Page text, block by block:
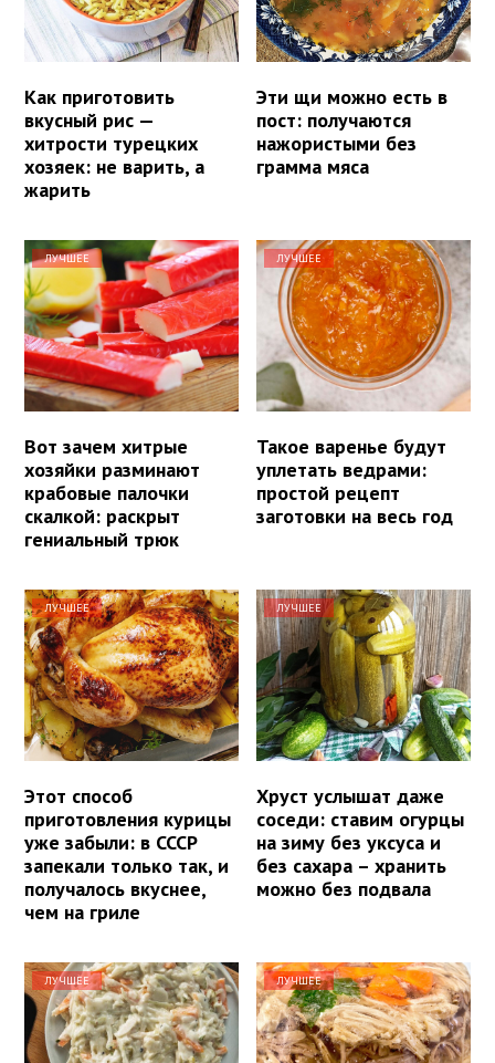
Как приготовить
вкусный рис —
хитрости турецких
хозяек: не варить, а
жарить
Эти щи можно есть в
пост: получаются
нажористыми без
грамма мяса
ЛУЧШЕЕ
Вот зачем хитрые
хозяйки разминают
крабовые палочки
скалкой: раскрыт
гениальный трюк
ЛУЧШЕЕ
Такое варенье будут
уплетать ведрами:
простой рецепт
заготовки на весь год
ЛУЧШЕЕ
Этот способ
приготовления курицы
уже забыли: в СССР
запекали только так, и
получалось вкуснее,
чем на гриле
ЛУЧШЕЕ
Хруст услышат даже
соседи: ставим огурцы
на зиму без уксуса и
без сахара – хранить
можно без подвала
ЛУЧШЕЕ ЛУЧШЕЕ